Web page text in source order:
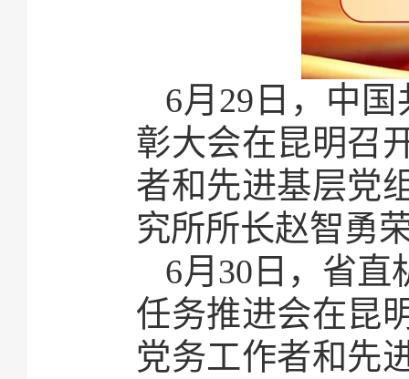
6月29日，中
彰大会在昆明召
者和先进基层党
究所所长赵智勇
6月30日，省直
任务推进会在昆
党务工作者和先